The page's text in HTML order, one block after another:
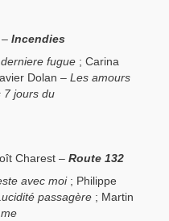
Incendies
fugue; Carina
Dolan –Les amours
7 jours du
Charest – Route 132
avec moi; Philippe
passagère ; Martin